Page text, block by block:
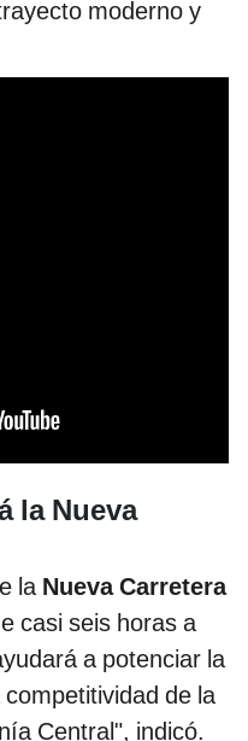
moderno y
la Nueva
la Nueva Carretera
casi seis horas a
a potenciar la
de la
Central", indicó.